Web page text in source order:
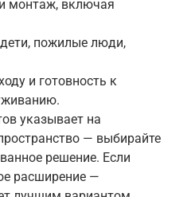
монтаж, включая
пожилые люди,
и готовность к
указывает на
— выбирайте
решение. Если
расширение —